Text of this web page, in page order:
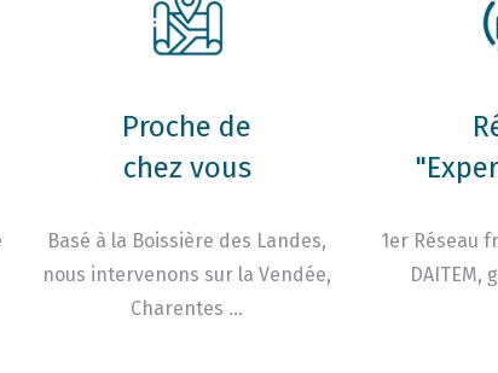
Proche de
chez vous
Basé à la Boissière des Landes,
nous intervenons sur la Vendée,
Charentes …
1er Réseau
DAITEM,